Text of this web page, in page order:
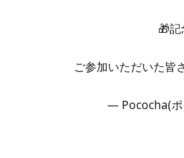
🎁
ご参加いただいた皆
— Pococha(ポ